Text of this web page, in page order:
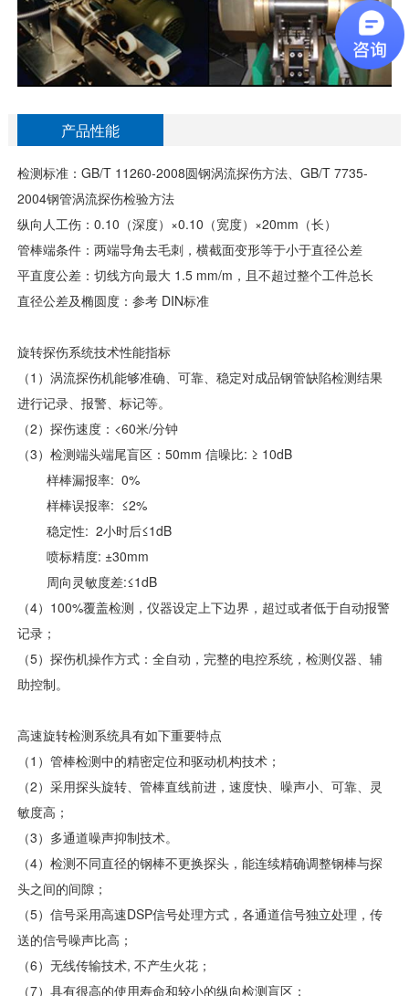
产品性能
检测标准：GB/T 11260-2008圆钢涡流探伤方法、GB/T 7735-
2004钢管涡流探伤检验方法
纵向人工伤：0.10（深度）×0.10（宽度）×20mm（长）
管棒端条件：两端导角去毛刺，横截面变形等于小于直径公差
平直度公差：切线方向最大 1.5 mm/m，且不超过整个工件总长
直径公差及椭圆度：参考 DIN标准
旋转探伤系统技术性能指标
（1）涡流探伤机能够准确、可靠、稳定对成品钢管缺陷检测结果
进行记录、报警、标记等。
（2）探伤速度：<60米/分钟
（3）检测端头端尾盲区：50mm 信噪比: ≥ 10dB
样棒漏报率: 0%
样棒误报率: ≤2%
稳定性: 2小时后≤1dB
喷标精度: ±30mm
周向灵敏度差:≤1dB
（4）100%覆盖检测，仪器设定上下边界，超过或者低于自动报警
记录；
（5）探伤机操作方式：全自动，完整的电控系统，检测仪器、辅
助控制。
高速旋转检测系统具有如下重要特点
（1）管棒检测中的精密定位和驱动机构技术；
（2）采用探头旋转、管棒直线前进，速度快、噪声小、可靠、灵
敏度高；
（3）多通道噪声抑制技术。
（4）检测不同直径的钢棒不更换探头，能连续精确调整钢棒与探
头之间的间隙；
（5）信号采用高速DSP信号处理方式，各通道信号独立处理，传
送的信号噪声比高；
（6）无线传输技术, 不产生火花；
（7）具有很高的使用寿命和较小的纵向检测盲区；